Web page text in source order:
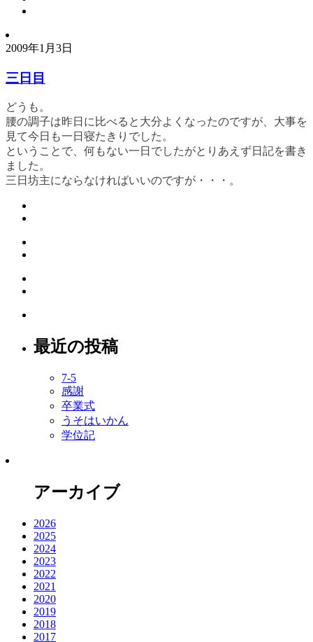
2009年1月3日
三日目
どうも。
腰の調子は昨日に比べると大分よくなったのですが、大事を
見て今日も一日寝たきりでした。
ということで、何もない一日でしたがとりあえず日記を書き
ました。
三日坊主にならなければいいのですが・・・。
最近の投稿
7-5
感謝
卒業式
うそはいかん
学位記
アーカイブ
2026
2025
2024
2023
2022
2021
2020
2019
2018
2017